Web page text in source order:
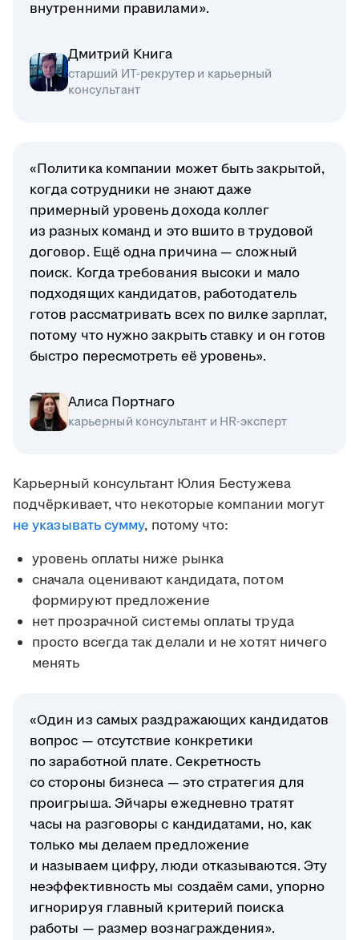
внутренними правилами».
Дмитрий Книга
старший ИТ-рекрутер и карьерный
консультант
«Политика компании может быть закрытой,
когда сотрудники не знают даже
примерный уровень дохода коллег
из разных команд и это вшито в трудовой
договор. Ещё одна причина — сложный
поиск. Когда требования высоки и мало
подходящих кандидатов, работодатель
готов рассматривать всех по вилке зарплат,
потому что нужно закрыть ставку и он готов
быстро пересмотреть её уровень».
Алиса Портнаго
карьерный консультант и HR-эксперт
Карьерный консультант Юлия Бестужева
подчёркивает, что некоторые компании могут
не указывать сумму, потому что:
уровень оплаты ниже рынка
сначала оценивают кандидата, потом
формируют предложение
нет прозрачной системы оплаты труда
просто всегда так делали и не хотят ничего
менять
«Один из самых раздражающих кандидатов
вопрос — отсутствие конкретики
по заработной плате. Секретность
со стороны бизнеса — это стратегия для
проигрыша. Эйчары ежедневно тратят
часы на разговоры с кандидатами, но, как
только мы делаем предложение
и называем цифру, люди отказываются. Эту
неэффективность мы создаём сами, упорно
игнорируя главный критерий поиска
работы — размер вознаграждения».